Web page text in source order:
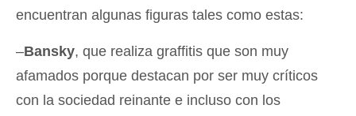
encuentran algunas figuras tales como estas:
–Bansky, que realiza graffitis que son muy
afamados porque destacan por ser muy críticos
con la sociedad reinante e incluso con los